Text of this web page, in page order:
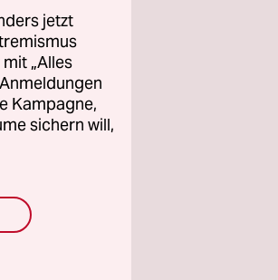
jetzt
„Alles
Kampagne,
sichern will,